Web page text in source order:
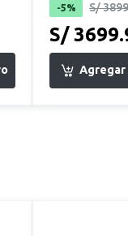
-5%
S/
S/